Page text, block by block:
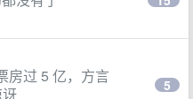
房过 5 亿，方言
5